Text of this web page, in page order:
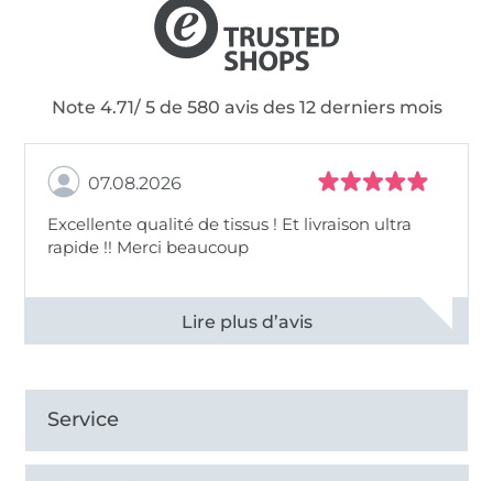
Note 4.71/ 5 de 580 avis des 12 derniers mois
07.08.2026
Excellente qualité de tissus ! Et livraison ultra
rapide !! Merci beaucoup
Voir tous les 11497 commentaires
Service